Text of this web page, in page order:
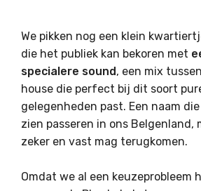
We pikken nog een klein
die het publiek kan bekoren met
specialere sound, een mix
house die perfect bij dit soort
gelegenheden past. Een naam
zien passeren in ons Belgenland,
zeker en vast mag terugkomen.
Omdat we al een keuzeprobleem